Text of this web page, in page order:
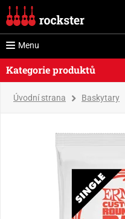
Menu
Kategorie produktů
Úvodní strana Baskytary